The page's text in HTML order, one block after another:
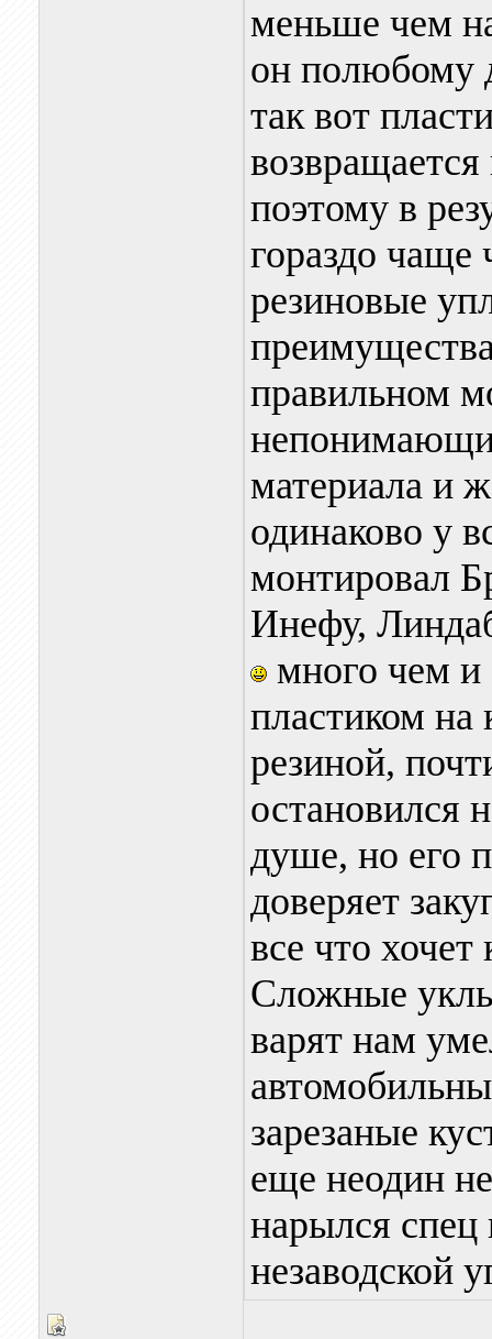
меньше чем
он полюбому
так вот
поэтому в
гораздо чаще
резиновые
правильном
материала и
одинаково у
монтировал
Инефу,
много чем и
пластиком на
резиной,
остановился
душе, но его
доверяет
все что
Сложные
варят нам
зарезаные
еще неодин
нарылся спец
незаводской